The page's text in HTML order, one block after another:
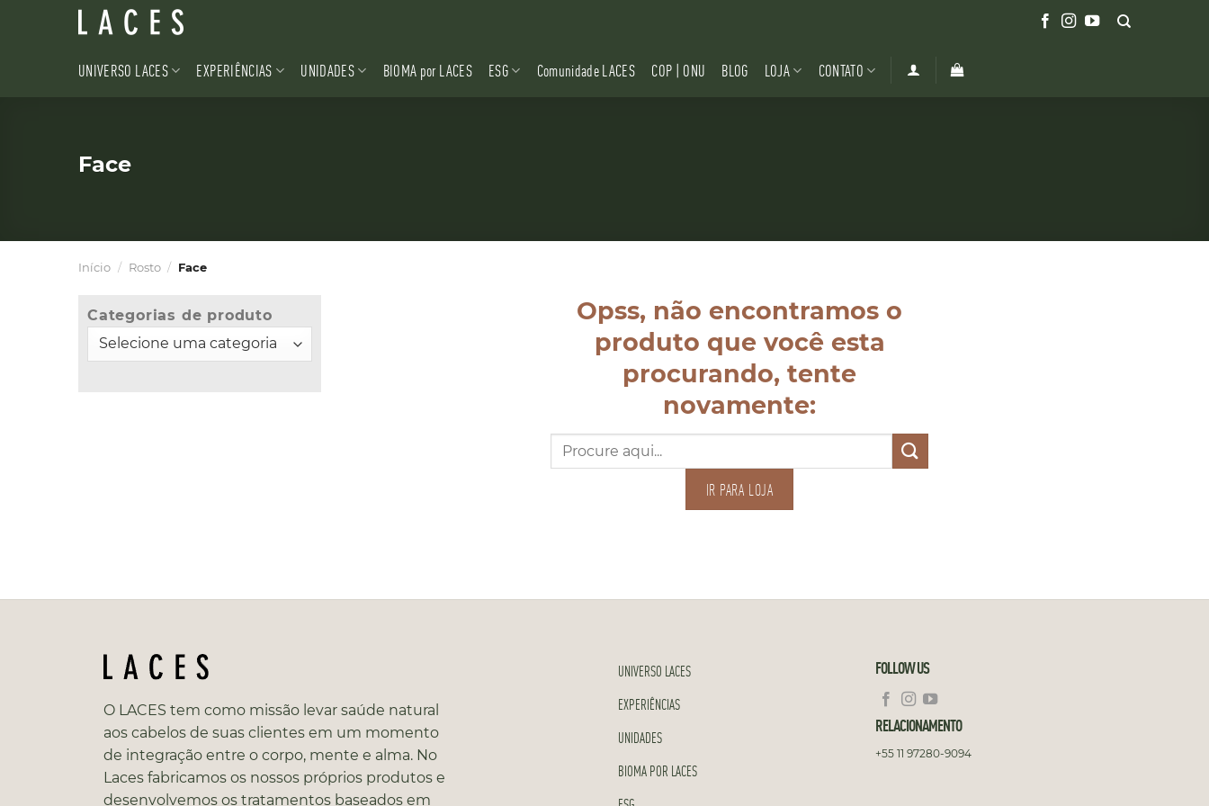
UNIVERSO LACES EXPERIÊNCIAS UNIDADES BIOMA por LACES ESG Comunidade LACES COP | ONU BLOG LOJA CONTATO
Face
Início / Rosto / Face
Categorias de produto
Opss, não encontramos o
produto que você esta
procurando, tente
novamente:
Pesquisar
IR PARA LOJA
O LACES tem como missão levar saúde natural
aos cabelos de suas clientes em um momento
de integração entre o corpo, mente e alma. No
Laces fabricamos os nossos próprios produtos e
desenvolvemos os tratamentos baseados em
UNIVERSO LACES
EXPERIÊNCIAS
UNIDADES
BIOMA POR LACES
FOLLOW US
RELACIONAMENTO
+55 11 97280-9094